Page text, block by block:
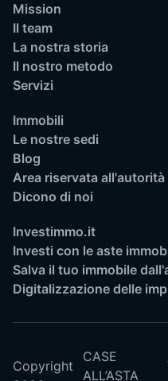
Mission
Il team
La nostra storia
Il nostro metodo
Servizi
Immobili
Le nostre sedi
Blog
Area riservata
Dicono di noi
Investimmo.it
Investi con le aste
Salva il tuo immobile
Digitalizzazione delle
Copyright
CASE
ALL’ASTA